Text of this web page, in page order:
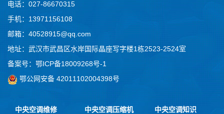
电话：027-86670315
手机：13971156108
邮箱：40528915@qq.com
地址：武汉市武昌区水岸国际晶座写字楼1栋2523-2524室
备案号： 鄂ICP备18009268号-1
鄂公网安备 42011102004398号
中央空调维修
中央空调压缩机
中央空调知识